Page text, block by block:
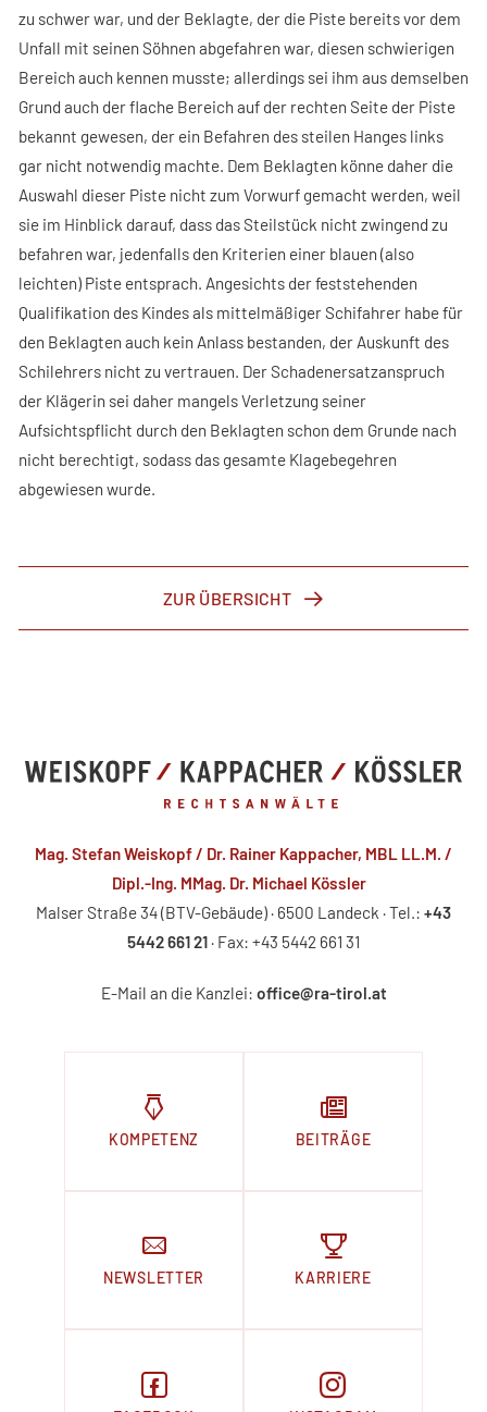
zu schwer war, und der Beklagte, der die Piste bereits vor dem
Unfall mit seinen Söhnen abgefahren war, diesen schwierigen
Bereich auch kennen musste; allerdings sei ihm aus demselben
Grund auch der flache Bereich auf der rechten Seite der Piste
bekannt gewesen, der ein Befahren des steilen Hanges links
gar nicht notwendig machte. Dem Beklagten könne daher die
Auswahl dieser Piste nicht zum Vorwurf gemacht werden, weil
sie im Hinblick darauf, dass das Steilstück nicht zwingend zu
befahren war, jedenfalls den Kriterien einer blauen (also
leichten) Piste entsprach. Angesichts der feststehenden
Qualifikation des Kindes als mittelmäßiger Schifahrer habe für
den Beklagten auch kein Anlass bestanden, der Auskunft des
Schilehrers nicht zu vertrauen. Der Schadenersatzanspruch
der Klägerin sei daher mangels Verletzung seiner
Aufsichtspflicht durch den Beklagten schon dem Grunde nach
nicht berechtigt, sodass das gesamte Klagebegehren
abgewiesen wurde.
ZUR ÜBERSICHT
Mag. Stefan Weiskopf / Dr. Rainer Kappacher, MBL LL.M. /
Dipl.-Ing. MMag. Dr. Michael Kössler
Malser Straße 34 (BTV-Gebäude) · 6500 Landeck · Tel.: +43
5442 661 21 · Fax: +43 5442 661 31
E-Mail an die Kanzlei: office@ra-tirol.at
KOMPETENZ BEITRÄGE
NEWSLETTER KARRIERE